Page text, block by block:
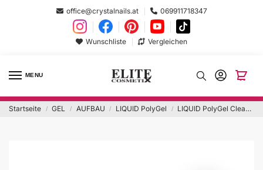
office@crystalnails.at 069911718347
Wunschliste Vergleichen
MENU
Startseite / GEL / AUFBAU / LIQUID PolyGel / LIQUID PolyGel Clear 13ml Hema Free